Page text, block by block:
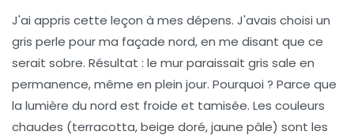
J'ai appris cette leçon à mes dépens. J'avais choisi un
gris perle pour ma façade nord, en me disant que ce
serait sobre. Résultat : le mur paraissait gris sale en
permanence, même en plein jour. Pourquoi ? Parce que
la lumière du nord est froide et tamisée. Les couleurs
chaudes (terracotta, beige doré, jaune pâle) sont les